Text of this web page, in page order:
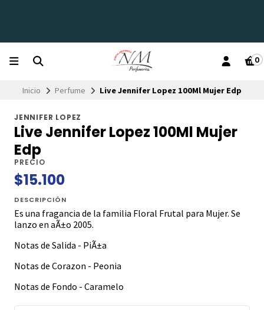
0
Inicio Perfume Live Jennifer Lopez 100Ml Mujer Edp
JENNIFER LOPEZ
Live Jennifer Lopez 100Ml Mujer
Edp
PRECIO
$15.100
DESCRIPCIÓN
Es una fragancia de la familia Floral Frutal para Mujer. Se
lanzo en aÃ±o 2005.
Notas de Salida - PiÃ±a
Notas de Corazon - Peonia
Notas de Fondo - Caramelo